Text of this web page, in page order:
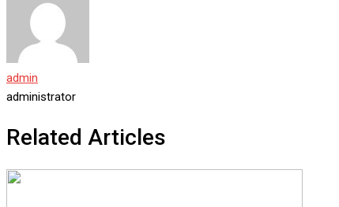
admin
administrator
Related Articles